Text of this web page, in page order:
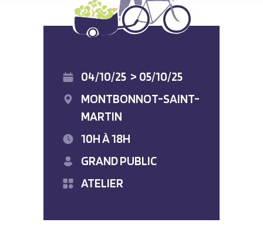
04/10/25 > 05/10/25
MONTBONNOT-SAINT-
MARTIN
10H À 18H
GRAND PUBLIC
ATELIER